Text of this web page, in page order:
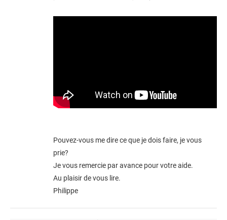
Pouvez-vous me dire ce que je dois faire, je vous
prie?
Je vous remercie par avance pour votre aide.
Au plaisir de vous lire.
Philippe